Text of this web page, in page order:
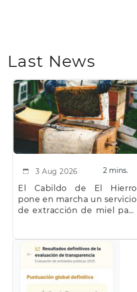
Last News
3 Aug 2026 2 mins.
El Cabildo de El Hierro
pone en marcha un servicio
de extracción de miel para